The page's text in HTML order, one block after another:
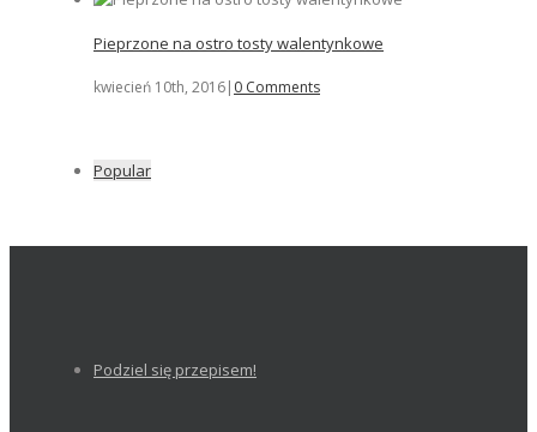
Pieprzone na ostro tosty walentynkowe
kwiecień 10th, 2016| 0 Comments
Popular
Podziel się przepisem!